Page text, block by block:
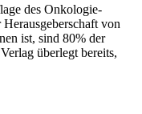
des Onkologie-
von
ist, sind 80% der
überlegt bereits,